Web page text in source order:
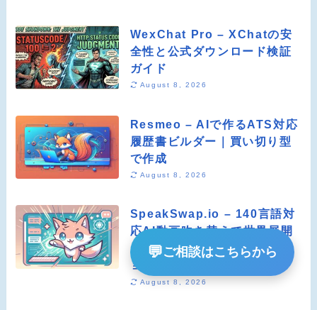
WexChat Pro – XChatの安
全性と公式ダウンロード検証
ガイド
August 8, 2026
Resmeo – AIで作るATS対応
履歴書ビルダー｜買い切り型
で作成
August 8, 2026
SpeakSwap.io – 140言語対
応AI動画吹き替えで世界展開
を実現するローカライゼーシ
ョンツール
August 8, 2026
💬ご相談はこちらから